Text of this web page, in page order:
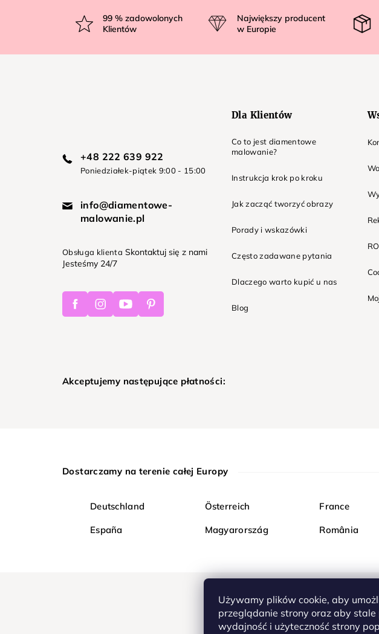
Używamy plików cookie, aby
przeglądanie strony oraz aby
wydajność i użyteczność strony
p
99% zadowolonych
Klientów
Największy producent
w Europie
+48 222 639 922
Poniedziałek-piątek 9:00 - 15:00
info@diamentowe-
malowanie.pl
Obsługa klienta Skontaktuj się z nami
Jesteśmy 24/7
FacebookInstagramYoutubePinterest
Dla Klientów
Co to jest diamentowe
malowanie?
Instrukcja krok po kroku
Jak zacząć tworzyć obrazy
Porady i wskazówki
Często zadawane pytania
Dlaczego warto kupić u nas
Blog
Akceptujemy następujące płatności:
Dostarczamy na terenie całej Europy
Deutschland Österreich France
España Magyarország România